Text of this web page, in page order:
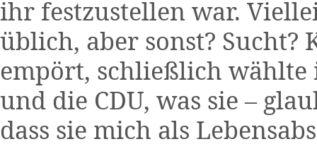
ihr festzustellen war.
üblich, aber sonst?
empört, schließlich wählte
und die CDU, was sie –
dass sie mich als